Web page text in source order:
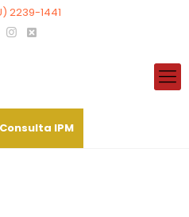
2239-1441
Consulta IPM